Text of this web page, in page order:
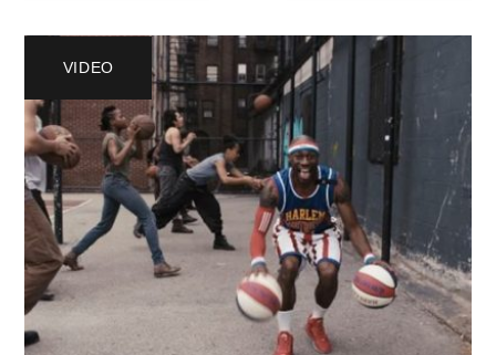
VIDEO